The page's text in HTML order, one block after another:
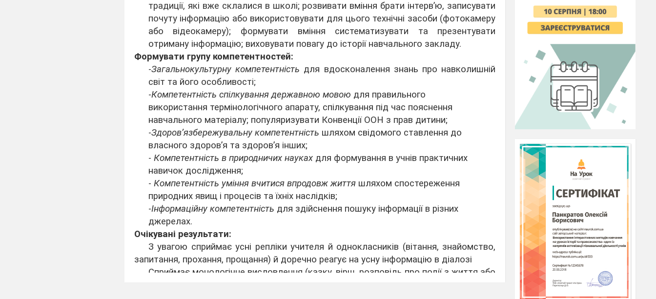
традиції, які вже склалися в школі; розвивати вміння брати інтерв’ю, записувати
почуту інформацію або використовувати для цього технічні засоби (фотокамеру
або відеокамеру); формувати вміння систематизувати та презентувати
отриману інформацію; виховувати повагу до історії навчального закладу.
Формувати групу компетентностей:
-Загальнокультурну компетентність для вдосконалення знань про навколишній
світ та його особливості;
-Компетентність спілкування державною мовою для правильного
використання термінологічного апарату, спілкування під час пояснення
навчального матеріалу; популяризувати Конвенції ООН з прав дитини;
-Здоровʼязбережувальну компетентність шляхом свідомого ставлення до
власного здоров’я та здоров’я інших;
- Компетентність в природничих наукахдля формування в учнів практичних
навичок дослідження;
- Компетентність уміння вчитися впродовж життяшляхом спостереження
природних явищ і процесів та їхніх наслідків;
-Інформаційну компетентність для здійснення пошуку інформації в різних
джерелах.
Очікувані результати:
З увагою сприймає усні репліки учителя й однокласників (вітання, знайомство,
запитання, прохання, прощання) й доречно реагує на усну інформацію в діалозі
Сприймає монологічне висловлення (казку, вірш, розповідь про події з життя або